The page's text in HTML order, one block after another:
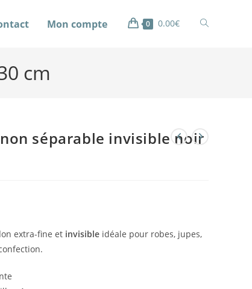
Mon compte 0 0.00€
cm
séparable invisible noir
extra-fine et invisible idéale pour robes, jupes,